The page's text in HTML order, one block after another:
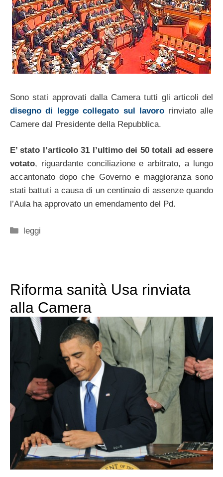
Sono stati approvati dalla Camera tutti gli articoli del
disegno di legge collegato sul lavoro rinviato alle
Camere dal Presidente della Repubblica.
E’ stato l’articolo 31 l’ultimo dei 50 totali ad essere
votato, riguardante conciliazione e arbitrato, a lungo
accantonato dopo che Governo e maggioranza sono
stati battuti a causa di un centinaio di assenze quando
l’Aula ha approvato un emendamento del Pd.
Categorie
leggi
Riforma sanità Usa rinviata
alla Camera